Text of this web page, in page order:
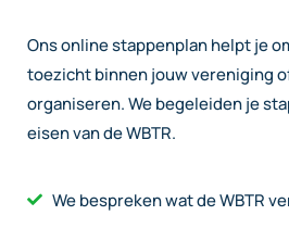
Ons online stappenplan helpt je
toezicht binnen jouw vereniging
organiseren. We begeleiden je
eisen van de WBTR.
We bespreken wat de WBTR